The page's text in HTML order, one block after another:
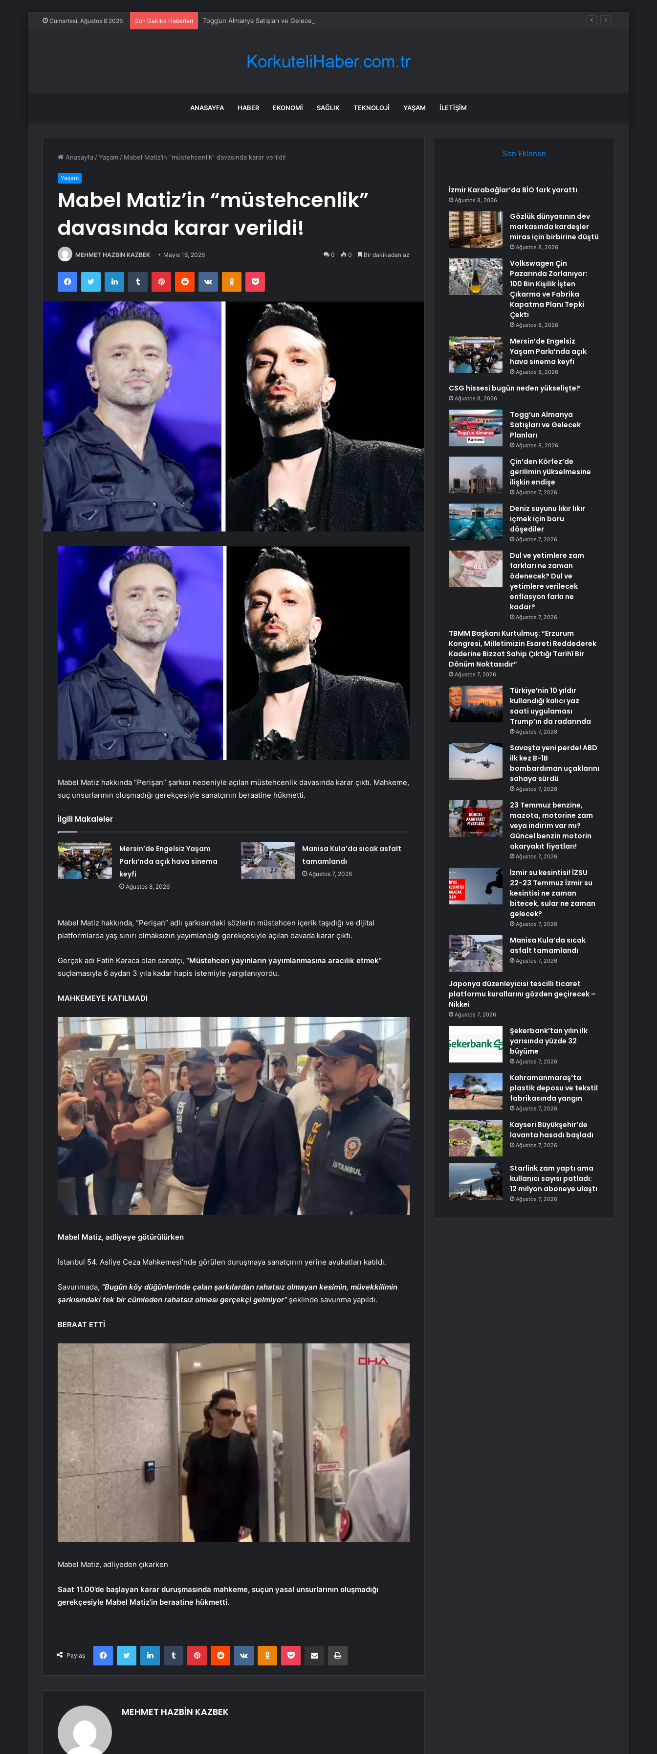
Cumartesi, Ağustos 8 2026 Son Dakika Haberleri Togg’un Almanya Satışları ve Gelecek Planları
ANASAYFA HABER EKONOMI SAĞLIK TEKNOLOJI YAŞAM İLETIŞIM
Anasayfa /Yaşam / Mabel Matiz’in “müstehcenlik” davasında karar verildi!
Yaşam
Mabel Matiz’in “müstehcenlik”
davasında karar verildi!
MEHMET HAZBİN KAZBEK Mayıs 16, 2026 0 0 Bir dakikadan az
FacebookTwitter LinkedInTumblr PinterestReddit VKontakteOdnoklassniki
Pocket
Mabel Matiz hakkında “Perişan” şarkısı nedeniyle açılan müstehcenlik davasında karar çıktı. Mahkeme,
suç unsurlarının oluşmadığı gerekçesiyle sanatçının beraatine hükmetti.
İlgili Makaleler
Mersin’de Engelsiz Yaşam
Parkı’nda açık hava sinema
keyfi
Ağustos 8, 2026
Manisa Kula’da sıcak asfalt
tamamlandı
Ağustos 7, 2026
Mabel Matiz hakkında, “Perişan” adlı şarkısındaki sözlerin müstehcen içerik taşıdığı ve dijital
platformlarda yaş sınırı olmaksızın yayımlandığı gerekçesiyle açılan davada karar çıktı.
Gerçek adı Fatih Karaca olan sanatçı, “Müstehcen yayınların yayımlanmasına aracılık etmek”
suçlamasıyla 6 aydan 3 yıla kadar hapis istemiyle yargılanıyordu.
MAHKEMEYE KATILMADI
Mabel Matiz, adliyeye götürülürken
İstanbul 54. Asliye Ceza Mahkemesi’nde görülen duruşmaya sanatçının yerine avukatları katıldı.
Savunmada, “Bugün köy düğünlerinde çalan şarkılardan rahatsız olmayan kesimin, müvekkilimin
şarkısındaki tek bir cümleden rahatsız olması gerçekçi gelmiyor” şeklinde savunma yapıldı.
BERAAT ETTİ
Mabel Matiz, adliyeden çıkarken
Saat 11.00’de başlayan karar duruşmasında mahkeme, suçun yasal unsurlarının oluşmadığı
gerekçesiyle Mabel Matiz’in beraatine hükmetti.
Paylaş
FacebookTwitter LinkedInTumblr PinterestReddit VKontakteOdnoklassniki
Pocket E-Posta ile paylaş Yazdır
MEHMET HAZBİN KAZBEK
Son Eklenen
İzmir Karabağlar’da BİO fark yarattı
Ağustos 8, 2026
Gözlük dünyasının dev
markasında kardeşler
miras için birbirine düştü
Ağustos 8, 2026
Volkswagen Çin
Pazarında Zorlanıyor:
100 Bin Kişilik İşten
Çıkarma ve Fabrika
Kapatma Planı Tepki
Çekti
Ağustos 8, 2026
Mersin’de Engelsiz
Yaşam Parkı’nda açık
hava sinema keyfi
Ağustos 8, 2026
CSG hissesi bugün neden yükselişte?
Ağustos 8, 2026
Togg’un Almanya
Satışları ve Gelecek
Planları
Ağustos 8, 2026
Çin’den Körfez’de
gerilimin yükselmesine
ilişkin endişe
Ağustos 7, 2026
Deniz suyunu lıkır lıkır
içmek için boru
döşediler
Ağustos 7, 2026
Dul ve yetimlere zam
farkları ne zaman
ödenecek? Dul ve
yetimlere verilecek
enflasyon farkı ne
kadar?
Ağustos 7, 2026
TBMM Başkanı Kurtulmuş: “Erzurum
Kongresi, Milletimizin Esareti Reddederek
Kaderine Bizzat Sahip Çıktığı Tarihî Bir
Dönüm Noktasıdır”
Ağustos 7, 2026
Türkiye’nin 10 yıldır
kullandığı kalıcı yaz
saati uygulaması
Trump’ın da radarında
Ağustos 7, 2026
Savaşta yeni perde! ABD
ilk kez B-1B
bombardıman uçaklarını
sahaya sürdü
Ağustos 7, 2026
23 Temmuz benzine,
mazota, motorine zam
veya indirim var mı?
Güncel benzin motorin
akaryakıt fiyatları!
Ağustos 7, 2026
İzmir su kesintisi! İZSU
22-23 Temmuz İzmir su
kesintisi ne zaman
bitecek, sular ne zaman
gelecek?
Ağustos 7, 2026
Manisa Kula’da sıcak
asfalt tamamlandı
Ağustos 7, 2026
Japonya düzenleyicisi tescilli ticaret
platformu kurallarını gözden geçirecek –
Nikkei
Ağustos 7, 2026
Şekerbank’tan yılın ilk
yarısında yüzde 32
büyüme
Ağustos 7, 2026
Kahramanmaraş’ta
plastik deposu ve tekstil
fabrikasında yangın
Ağustos 7, 2026
Kayseri Büyükşehir’de
lavanta hasadı başladı
Ağustos 7, 2026
Starlink zam yaptı ama
kullanıcı sayısı patladı:
12 milyon aboneye ulaştı
Ağustos 7, 2026